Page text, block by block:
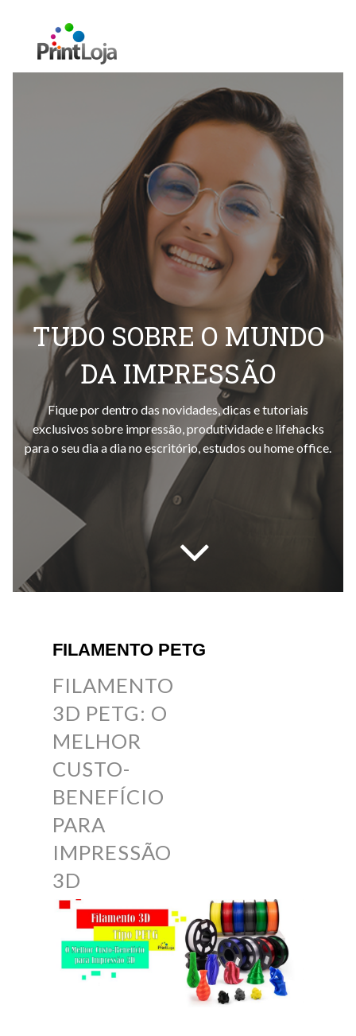
TUDO SOBRE O MUNDO
DA IMPRESSÃO
Fique por dentro das novidades, dicas e tutoriais
exclusivos sobre impressão, produtividade e lifehacks
para o seu dia a dia no escritório, estudos ou home office.
FILAMENTO PETG
FILAMENTO
3D PETG: O
MELHOR
CUSTO-
BENEFÍCIO
PARA
IMPRESSÃO
3D